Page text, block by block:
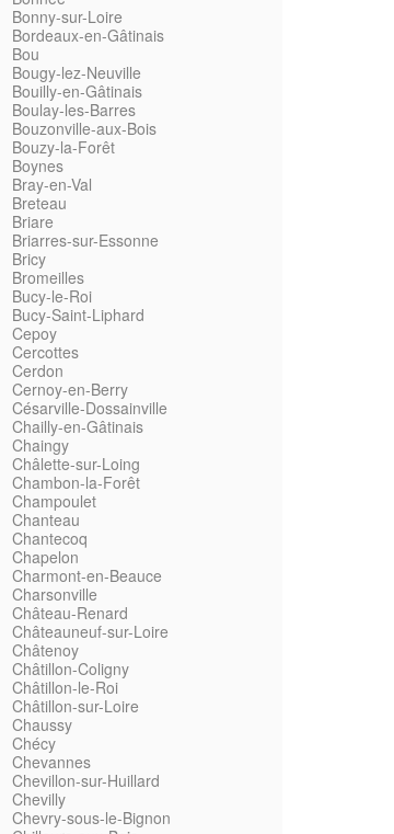
Bonny-sur-Loire
Bordeaux-en-Gâtinais
Bou
Bougy-lez-Neuville
Bouilly-en-Gâtinais
Boulay-les-Barres
Bouzonville-aux-Bois
Bouzy-la-Forêt
Boynes
Bray-en-Val
Breteau
Briare
Briarres-sur-Essonne
Bricy
Bromeilles
Bucy-le-Roi
Bucy-Saint-Liphard
Cepoy
Cercottes
Cerdon
Cernoy-en-Berry
Césarville-Dossainville
Chailly-en-Gâtinais
Chaingy
Châlette-sur-Loing
Chambon-la-Forêt
Champoulet
Chanteau
Chantecoq
Chapelon
Charmont-en-Beauce
Charsonville
Château-Renard
Châteauneuf-sur-Loire
Châtenoy
Châtillon-Coligny
Châtillon-le-Roi
Châtillon-sur-Loire
Chaussy
Chécy
Chevannes
Chevillon-sur-Huillard
Chevilly
Chevry-sous-le-Bignon